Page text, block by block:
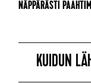
NÄPPÄRÄSTI
KUIDUN